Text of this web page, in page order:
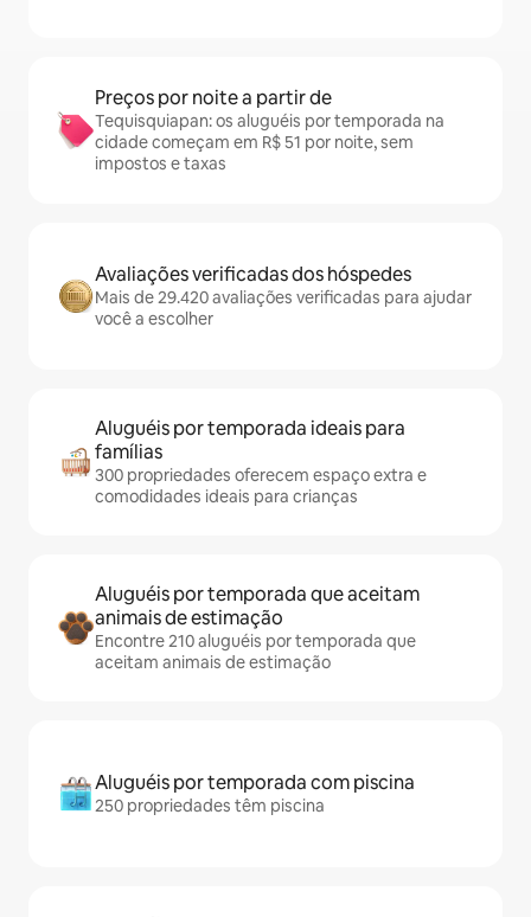
Preços por noite a partir de
Tequisquiapan: os aluguéis por temporada na
cidade começam em R$ 51 por noite, sem
impostos e taxas
Avaliações verificadas dos hóspedes
Mais de 29.420 avaliações verificadas para ajudar
você a escolher
Aluguéis por temporada ideais para
famílias
300 propriedades oferecem espaço extra e
comodidades ideais para crianças
Aluguéis por temporada que aceitam
animais de estimação
Encontre 210 aluguéis por temporada que
aceitam animais de estimação
Aluguéis por temporada com piscina
250 propriedades têm piscina